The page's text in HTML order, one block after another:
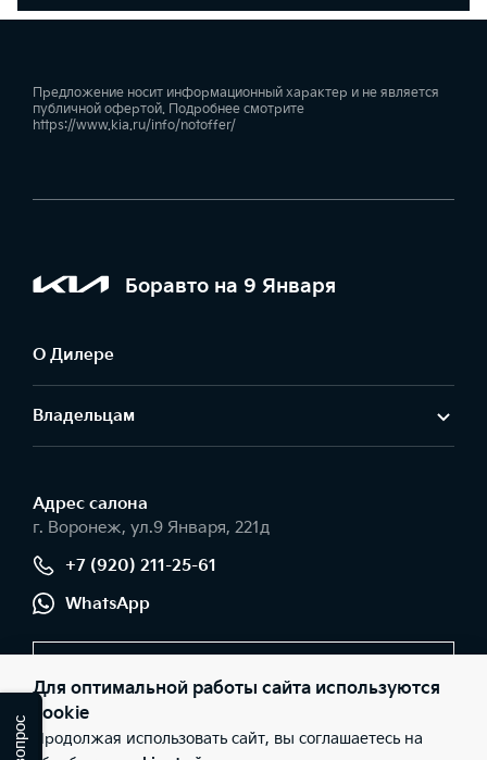
Предложение носит информационный характер и не является
публичной офертой. Подробнее смотрите
https://www.kia.ru/info/notoffer/
Боравто на 9 Января
О Дилере
Владельцам
Адрес салонa
г. Воронеж, ул.9 Января, 221д
+7 (920) 211-25-61
WhatsApp
Для оптимальной работы сайта используются
cookie
Продолжая использовать сайт, вы соглашаетесь на